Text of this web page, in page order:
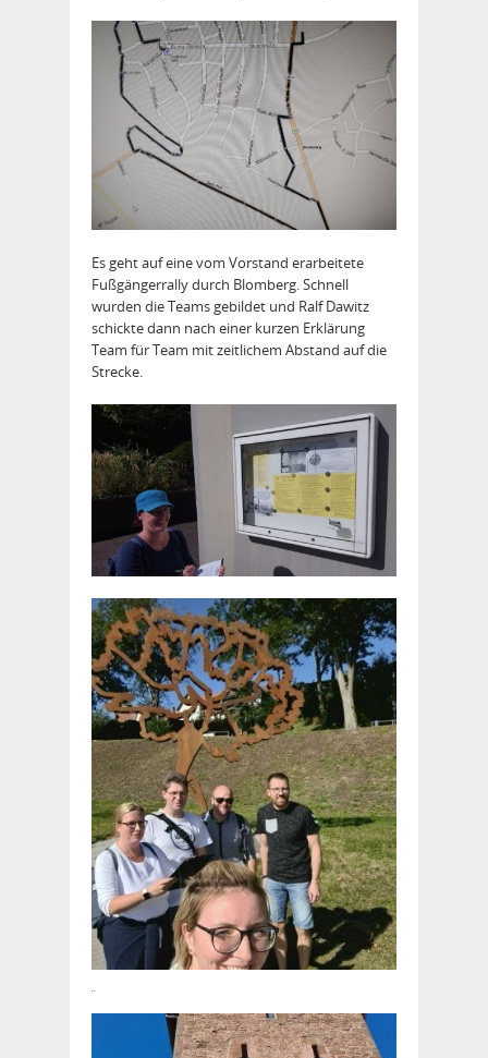
Es geht auf eine vom Vorstand erarbeitete
Fußgängerrally durch Blomberg. Schnell
wurden die Teams gebildet und Ralf Dawitz
schickte dann nach einer kurzen Erklärung
Team für Team mit zeitlichem Abstand auf die
Strecke.